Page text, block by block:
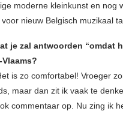
moderne kleinkunst en nog
nieuw Belgisch muzikaal
je zal antwoorden “omdat
is zo comfortabel! Vroeger
maar dan zit ik vaak te
commentaar op. Nu zing ik